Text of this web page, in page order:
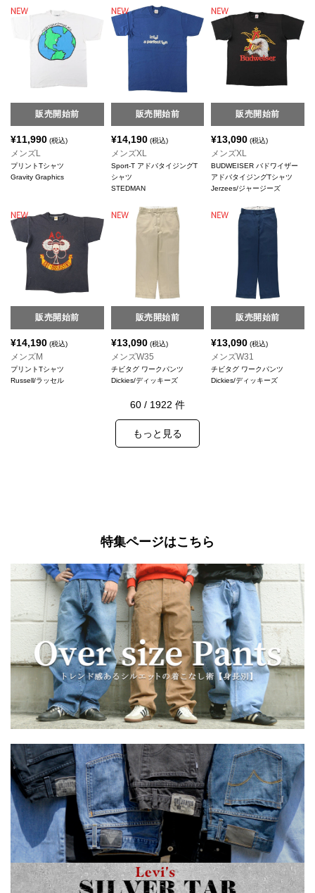
販売開始前
¥11,990 (税込)
メンズL
プリントTシャツ
Gravity Graphics
販売開始前
¥14,190(税込)
メンズXL
Sport-T アドバタイジングT
シャツ
STEDMAN
販売開始前
¥13,090 (税込)
メンズXL
BUDWEISER バドワイザー
アドバタイジングTシャツ
Jerzees/ジャージーズ
販売開始前
¥14,190 (税込)
メンズM
プリントTシャツ
Russell/ラッセル
販売開始前
¥13,090(税込)
メンズW35
チビタグ ワークパンツ
Dickies/ディッキーズ
販売開始前
¥13,090 (税込)
メンズW31
チビタグ ワークパンツ
Dickies/ディッキーズ
60 / 1922 件
もっと見る
特集ページはこちら